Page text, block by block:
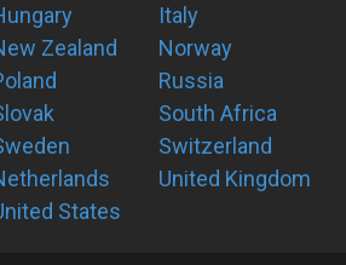
Italy
Zealand
Norway
Russia
South Africa
Switzerland
United Kingdom
States